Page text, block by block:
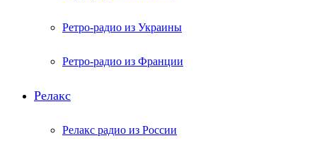
Ретро-радио из Украины
Ретро-радио из Франции
Релакс
Релакс радио из России